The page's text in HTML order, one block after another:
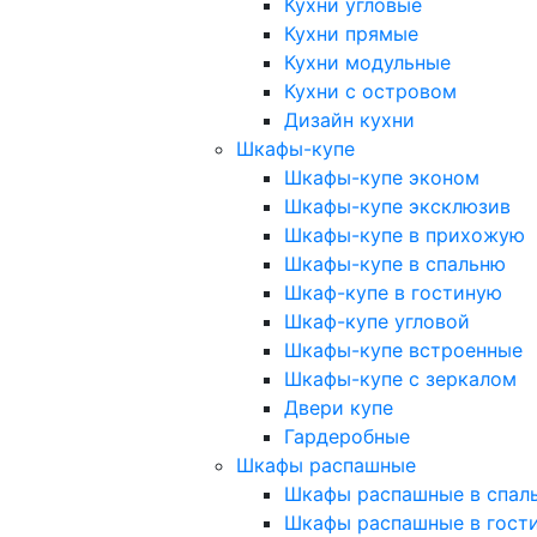
Кухни угловые
Кухни прямые
Кухни модульные
Кухни с островом
Дизайн кухни
Шкафы-купе
Шкафы-купе эконом
Шкафы-купе эксклюзив
Шкафы-купе в прихожую
Шкафы-купе в спальню
Шкаф-купе в гостиную
Шкаф-купе угловой
Шкафы-купе встроенные
Шкафы-купе с зеркалом
Двери купе
Гардеробные
Шкафы распашные
Шкафы распашные в
Шкафы распашные в